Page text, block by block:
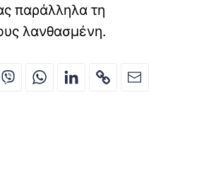
παράλληλα τη
λανθασμένη.